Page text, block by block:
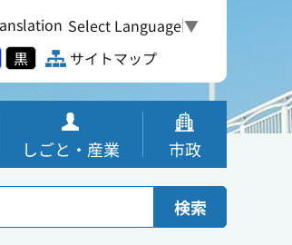
Select Language▼
黒 サイトマップ
しごと・産業 市政
検索